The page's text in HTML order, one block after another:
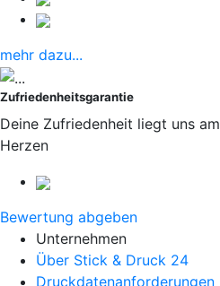
mehr dazu...
Zufriedenheitsgarantie
Deine Zufriedenheit liegt uns am
Herzen
Bewertung abgeben
Unternehmen
Über Stick & Druck 24
Druckdatenanforderungen